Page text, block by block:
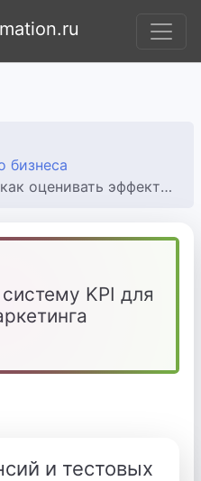
бизнеса
эффективность
KPI для
и тестовых